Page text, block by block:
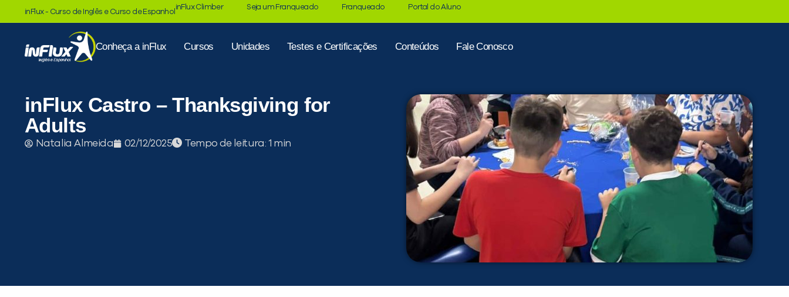
inFlux - Curso de Inglês e Curso de Espanhol
inFlux Climber Seja um Franqueado Franqueado Portal do Aluno
Conheça a inFlux Cursos Unidades Testes e Certificações Conteúdos Fale Conosco
inFlux Castro – Thanksgiving for
Adults
Natalia Almeida 02/12/2025 Tempo de leitura: